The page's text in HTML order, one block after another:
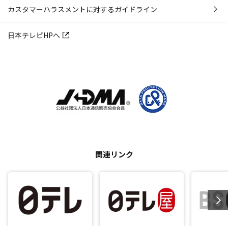
カスタマーハラスメントに対するガイドライン
日本テレビHPへ
関連リンク